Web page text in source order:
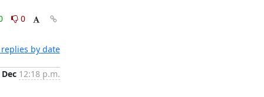
0
by date
Dec 12:18 p.m.